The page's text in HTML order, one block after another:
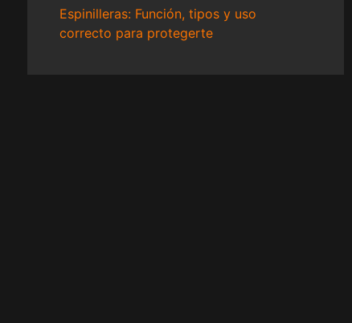
Espinilleras: Función, tipos y uso
correcto para protegerte